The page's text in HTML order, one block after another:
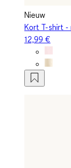
Nieuw
Kort T-shirt
12,99 €